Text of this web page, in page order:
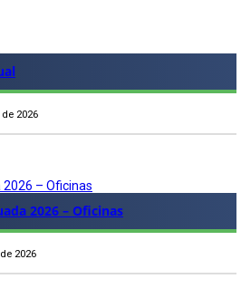
2026
– Oficinas
2026 – Oficinas
2026